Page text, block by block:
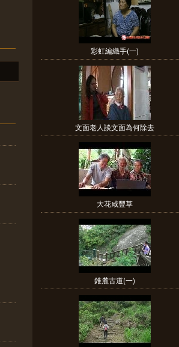
彩虹編織手(一)
文面老人談文面為何除去
大花咸豐草
錐麓古道(一)